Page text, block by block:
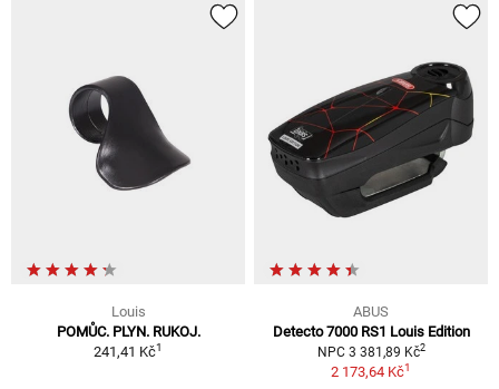
Louis
POMŮC. PLYN. RUKOJ.
241,41 Kč1
ABUS
Detecto 7000 RS1 Louis Edition
NPC 3 381,89 Kč2
2 173,64 Kč1